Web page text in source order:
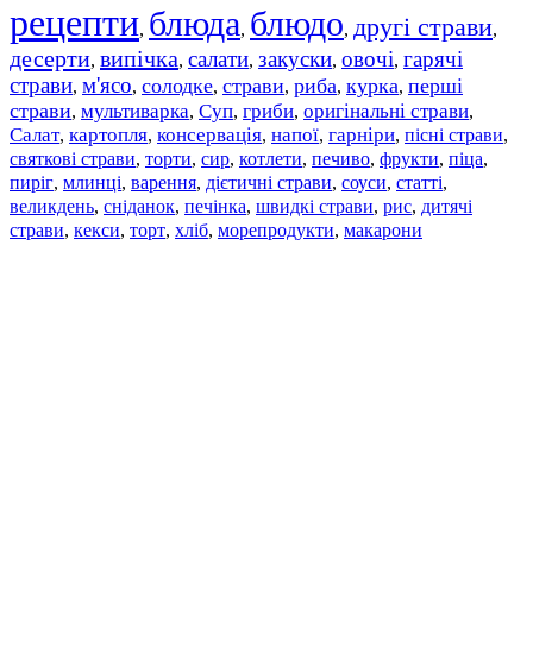
рецепти, блюда, блюдо, другі страви,
десерти, випічка, салати, закуски, овочі, гарячі
страви, м'ясо, солодке, страви, риба, курка, перші
страви, мультиварка, Суп, гриби, оригінальні страви,
Салат, картопля, консервація, напої, гарніри, пісні страви,
святкові страви, торти, сир, котлети, печиво, фрукти, піца,
пиріг, млинці, варення, дієтичні страви, соуси, статті,
великдень, сніданок, печінка, швидкі страви, рис, дитячі
страви, кекси, торт, хліб, морепродукти, макарони